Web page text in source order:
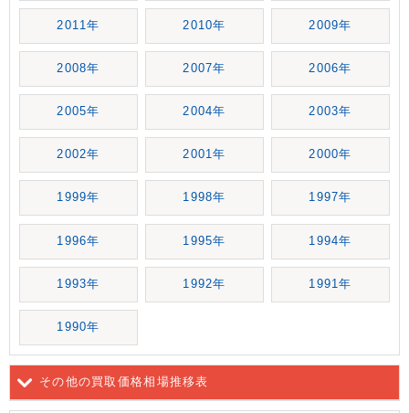
2011年 2010年 2009年
2008年 2007年 2006年
2005年 2004年 2003年
2002年 2001年 2000年
1999年 1998年 1997年
1996年 1995年 1994年
1993年 1992年 1991年
1990年
その他の買取価格相場推移表